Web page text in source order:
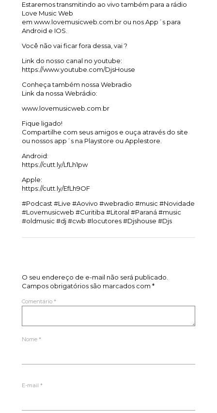
Estaremos transmitindo ao vivo também para a rádio
Love Music Web
em www.lovemusicweb.com.br ou nos App´s para
Android e IOS.
Você não vai ficar fora dessa, vai ?
Link do nosso canal no youtube:
https://www.youtube.com/DjsHouse
Conheça também nossa Webradio
Link da nossa Webrádio:
www.lovemusicweb.com.br
Fique ligado!
Compartilhe com seus amigos e ouça através do site
ou nossos app´s na Playstore ou Applestore.
Android:
https://cutt.ly/LfLh1pw
Apple:
https://cutt.ly/EfLh9OF
#Podcast #Live #Aovivo #webradio #music #Novidade
#Lovemusicweb #Curitiba #Litoral #Paraná #music
#oldmusic #dj #cwb #locutores #Djshouse #Djs
O seu endereço de e-mail não será publicado.
Campos obrigatórios são marcados com *
Comentário *
Nome *
E-mail *